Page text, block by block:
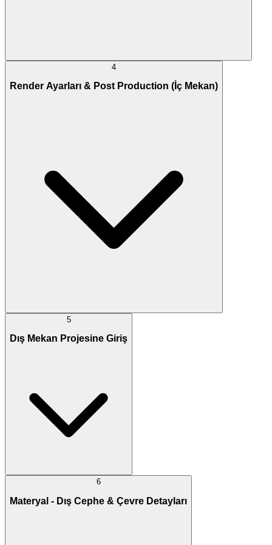
4
Render Ayarları & Post Production (İç Mekan)
5
Dış Mekan Projesine Giriş
6
Materyal - Dış Cephe & Çevre Detayları